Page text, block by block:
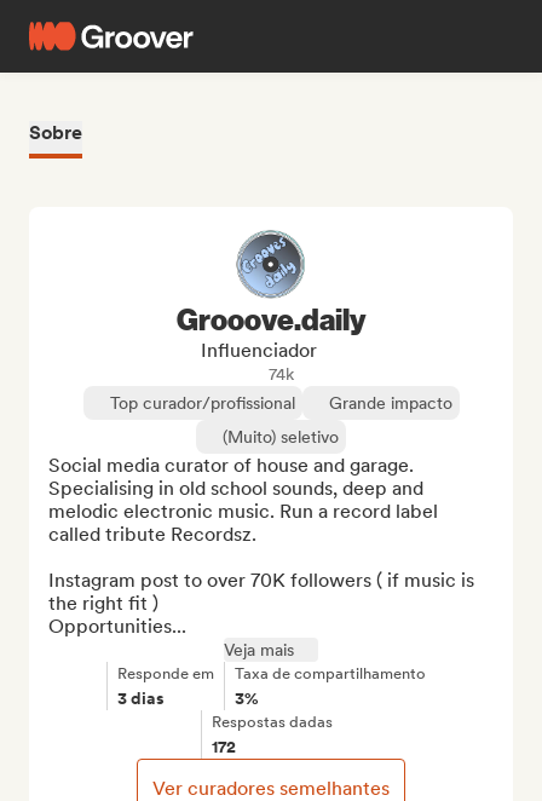
Sobre
Grooove.daily
Influenciador
74k
Top curador/profissional
Grande impacto
(Muito) seletivo
Social media curator of house and garage.
Specialising in old school sounds, deep and
melodic electronic music. Run a record label
called tribute Recordsz.
Instagram post to over 70K followers ( if music is
the right fit )
Opportunities...
Veja mais
Responde em
3 dias
Taxa de compartilhamento
3%
Respostas dadas
172
Ver curadores semelhantes